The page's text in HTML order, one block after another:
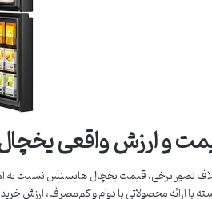
و ارزش واقعی
تصور برخی، قیمت یخچال هایسنس نسبت به
با ارائه محصولاتی با دوام و کم‌مصرف، ارزش